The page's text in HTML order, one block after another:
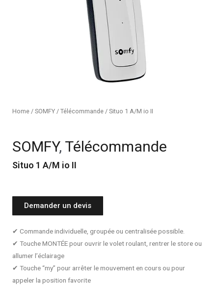
Home / SOMFY / Télécommande / Situo 1 A/M io II
SOMFY, Télécommande
Situo 1 A/M io II
Demander un devis
✔ Commande individuelle, groupée ou centralisée possible.
✔ Touche MONTÉE pour ouvrir le volet roulant, rentrer le store ou
allumer l’éclairage
✔ Touche “my” pour arrêter le mouvement en cours ou pour
appeler la position favorite